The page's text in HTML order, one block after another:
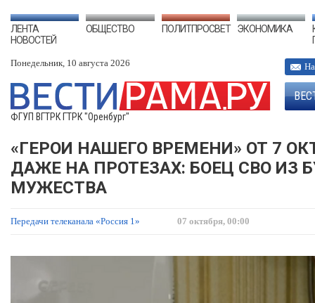
ЛЕНТА
НОВОСТЕЙ
ОБЩЕСТВО ПОЛИТПРОСВЕТ ЭКОНОМИКА
Понедельник, 10 августа 2026
ФГУП ВГТРК ГТРК "Оренбург"
«ГЕРОИ НАШЕГО ВРЕМЕНИ» ОТ 7
ДАЖЕ НА ПРОТЕЗАХ: БОЕЦ СВО ИЗ
МУЖЕСТВА
Передачи телеканала «Россия 1» 07 октября, 00:00